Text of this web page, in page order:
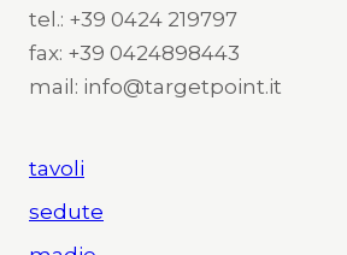
tel.: +39 0424 219797
fax: +39 0424898443
mail: info@targetpoint.it
tavoli
sedute